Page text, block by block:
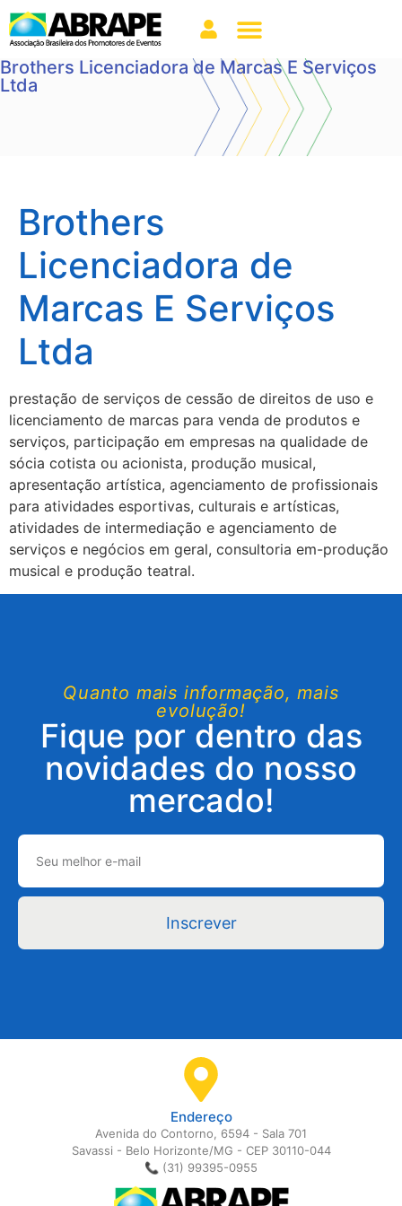
Brothers Licenciadora de Marcas E Serviços
Ltda
Brothers
Licenciadora de
Marcas E Serviços
Ltda
prestação de serviços de cessão de direitos de uso e
licenciamento de marcas para venda de produtos e
serviços, participação em empresas na qualidade de
sócia cotista ou acionista, produção musical,
apresentação artística, agenciamento de profissionais
para atividades esportivas, culturais e artísticas,
atividades de intermediação e agenciamento de
serviços e negócios em geral, consultoria em-produção
musical e produção teatral.
Quanto mais informação, mais
evolução!
Fique por dentro das
novidades do nosso
mercado!
Inscrever
Endereço
Avenida do Contorno, 6594 - Sala 701
Savassi - Belo Horizonte/MG - CEP 30110-044
📞 (31) 99395-0955